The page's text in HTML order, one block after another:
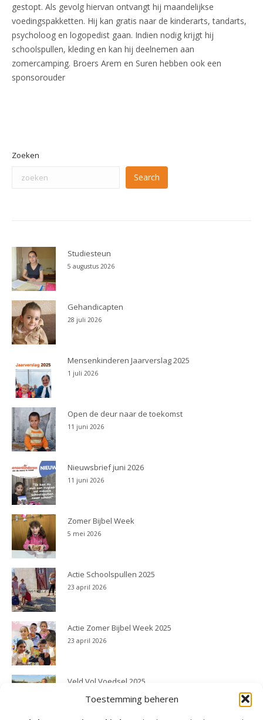
Toestemming beheren
gestopt. Als gevolg hiervan ontvangt hij maandelijkse
voedingspakketten. Hij kan gratis naar de kinderarts, tandarts,
psycholoog en logopedist gaan. Indien nodig krijgt hij
schoolspullen, kleding en kan hij deelnemen aan
zomercamping. Broers Arem en Suren hebben ook een
sponsorouder
Zoeken
Search
Studiesteun
5 augustus 2026
Gehandicapten
28 juli 2026
Mensenkinderen Jaarverslag 2025
1 juli 2026
Open de deur naar de toekomst
11 juni 2026
Nieuwsbrief juni 2026
11 juni 2026
Zomer Bijbel Week
5 mei 2026
Actie Schoolspullen 2025
23 april 2026
Actie Zomer Bijbel Week 2025
23 april 2026
Veld Vol Voedsel 2025